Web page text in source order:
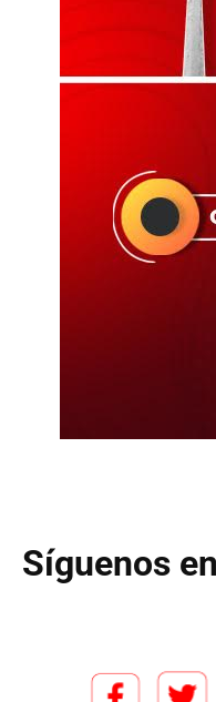
Síguenos